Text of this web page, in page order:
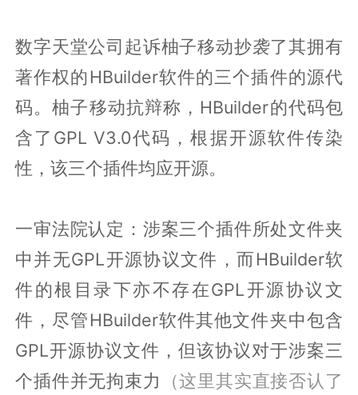
数字天堂公司起诉柚子移动抄袭了其拥有
著作权的HBuilder软件的三个插件的源代
码。柚子移动抗辩称，HBuilder的代码包
含了GPL V3.0代码，根据开源软件传染
性，该三个插件均应开源。
一审法院认定：涉案三个插件所处文件夹
中并无GPL开源协议文件，而HBuilder软
件的根目录下亦不存在GPL开源协议文
件，尽管HBuilder软件其他文件夹中包含
GPL开源协议文件，但该协议对于涉案三
个插件并无拘束力
（这里其实直接否认了